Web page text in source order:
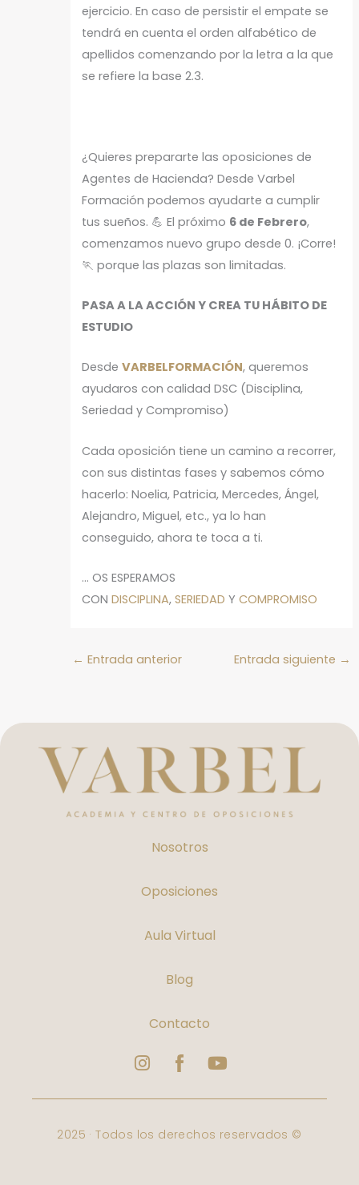
ejercicio. En caso de persistir el empate se
tendrá en cuenta el orden alfabético de
apellidos comenzando por la letra a la que
se refiere la base 2.3.
¿Quieres prepararte las oposiciones de
Agentes de Hacienda? Desde Varbel
Formación podemos ayudarte a cumplir
tus sueños. 💪 El próximo 6 de Febrero,
comenzamos nuevo grupo desde 0. ¡Corre!
🏃 porque las plazas son limitadas.
PASA A LA ACCIÓN Y CREA TU HÁBITO DE
ESTUDIO
DesdeVARBELFORMACIÓN, queremos
ayudaros con calidad DSC (Disciplina,
Seriedad y Compromiso)
Cada oposición tiene un camino a recorrer,
con sus distintas fases y sabemos cómo
hacerlo: Noelia, Patricia, Mercedes, Ángel,
Alejandro, Miguel, etc., ya lo han
conseguido, ahora te toca a ti.
… OS ESPERAMOS
CON DISCIPLINA,SERIEDAD YCOMPROMISO
← Entrada anterior Entrada siguiente →
Nosotros
Oposiciones
Aula Virtual
Blog
Contacto
Instagram
Logo
Facebook
Youtube
2025 · Todos los derechos reservados ©